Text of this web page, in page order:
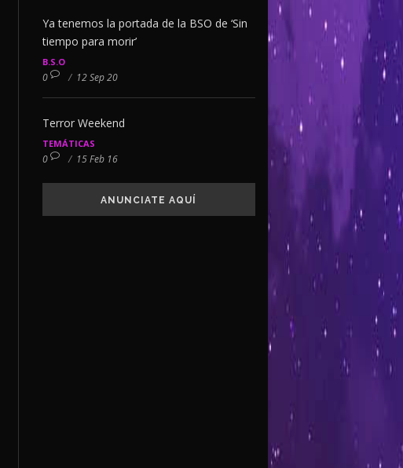
Ya tenemos la portada de la BSO de ‘Sin
tiempo para morir’
B.S.O
0 / 12 Sep 20
Terror Weekend
TEMÁTICAS
0 / 15 Feb 16
ANUNCIATE AQUÍ